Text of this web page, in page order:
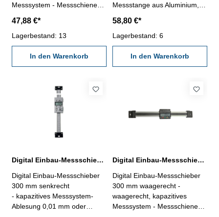
Messsystem - Messschiene
Ablesung: 0,01 oder 0,0005" -
mit RS232C-Schnittstelle,
Anschluß: RB5- mit Ein/Aus,
mm/inch und Null-Tasten
Länge: 330 mm Genauigkeit:
47,88 €*
Lagerbestand: 13
In den Warenkorb
Messstange aus Aluminium,
werden- Digital-Anzeige mit -
Ablesung 0,01 mm oder
0,0005" - mit Ein/Aus-, Null-,
mm/inch-, ABS- und Set-Taste
- Rückseite mit Magnet - mit
58,80 €*
Lagerbestand: 6
In den Warenkorb
Digital Einbau-Messschieber 300 mm senkrecht DIN 862
Digital Einbau-Messschieber
300 mm senkrecht
- kapazitives Messsystem-
Ablesung 0,01 mm oder
Digital Einbau-Messschieber 300 mm waagerecht DIN 862
Digital Einbau-Messschieber
300 mm waagerecht -
waagerecht, kapazitives
Messsystem - Messschiene